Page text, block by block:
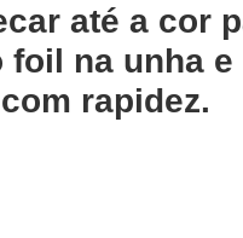
até a cor
na unha
rapidez.